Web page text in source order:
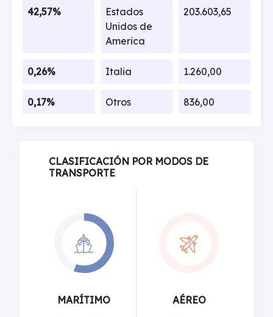
42,57%
Estados
Unidos de
America
203.603,65
0,26% Italia 1.260,00
0,17% Otros 836,00
CLASIFICACIÓN POR MODOS DE
TRANSPORTE
MARÍTIMO AÉREO